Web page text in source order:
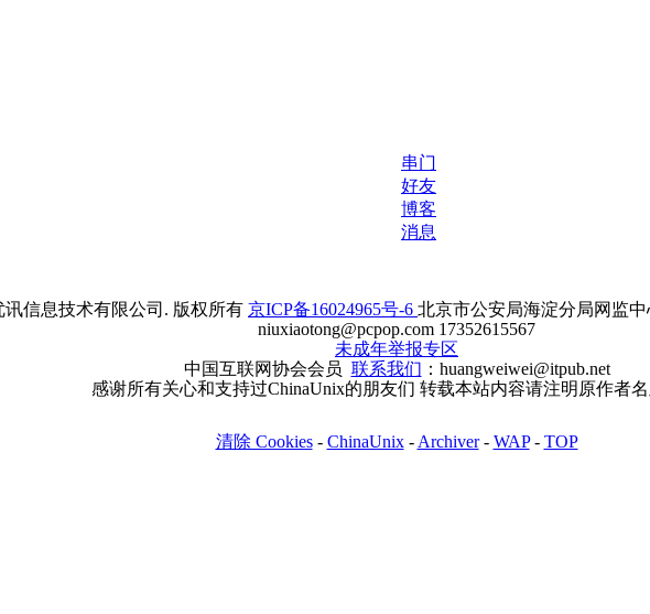
串门
好友
博客
消息
讯信息技术有限公司. 版权所有 京ICP备16024965号-6 北京市公安局海淀分局网监中
niuxiaotong@pcpop.com 17352615567
未成年举报专区
中国互联网协会会员 联系我们 ：huangweiwei@itpub.net
感谢所有关心和支持过ChinaUnix的朋友们 转载本站内容请注明原作者
清除 Cookies- ChinaUnix- Archiver- WAP- TOP